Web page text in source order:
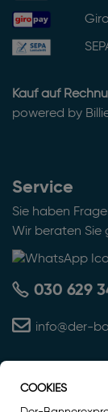
Kauf auf
powered by
Service
Sie haben
Wir beraten Sie
030 629
info@der-
COOKIES